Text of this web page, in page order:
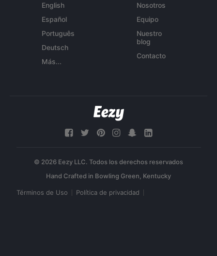
English
Español
Português
Deutsch
Más...
Nosotros
Equipo
Nuestro
blog
Contacto
© 2026 Eezy LLC. Todos los derechos reservados
Términos de Uso Política de privacidad